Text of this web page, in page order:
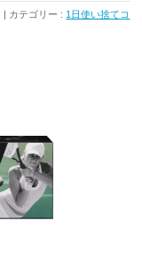
カテゴリー : 1日使い捨てコ